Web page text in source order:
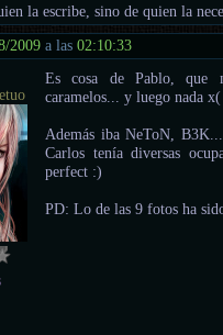
la escribe, sino de quien la
2009 a las02:10:33
Es cosa de Pablo, que
caramelos... y luego nada x(
Además iba NeToN,
Carlos tenía diversas
perfect :)
PD: Lo de las 9 fotos ha